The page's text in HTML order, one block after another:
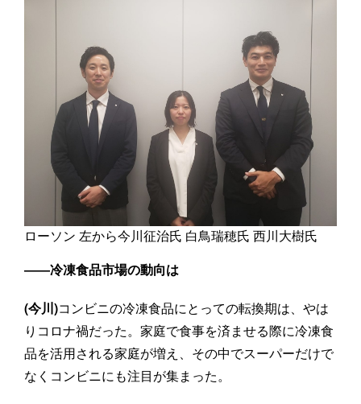
ローソン 左から今川征治氏 白鳥瑞穂氏 西川大樹氏
――冷凍食品市場の動向は
(今川)コンビニの冷凍食品にとっての転換期は、やは
りコロナ禍だった。家庭で食事を済ませる際に冷凍食
品を活用される家庭が増え、その中でスーパーだけで
なくコンビニにも注目が集まった。